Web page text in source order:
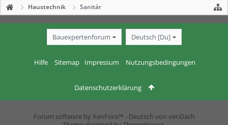
Haustechnik Sanitär
Bauexpertenforum Deutsch [Du]
Hilfe Sitemap Impressum Nutzungsbedingungen
Datenschutzerklärung
Forum software by XenForo™ - Deutsch von xenDach